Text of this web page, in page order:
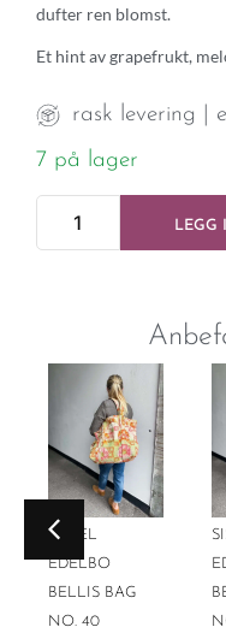
dufter ren blomst.
Et hint av grapefrukt,
rask levering |
7 på lager
LEGG
SISSEL
EDELBO
BELLIS BAG
NO. 40